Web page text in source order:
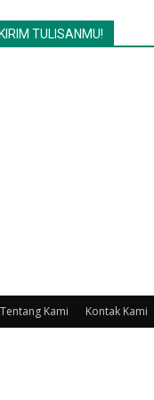
KIRIM TULISANMU!
Tentang Kami Kontak Kami